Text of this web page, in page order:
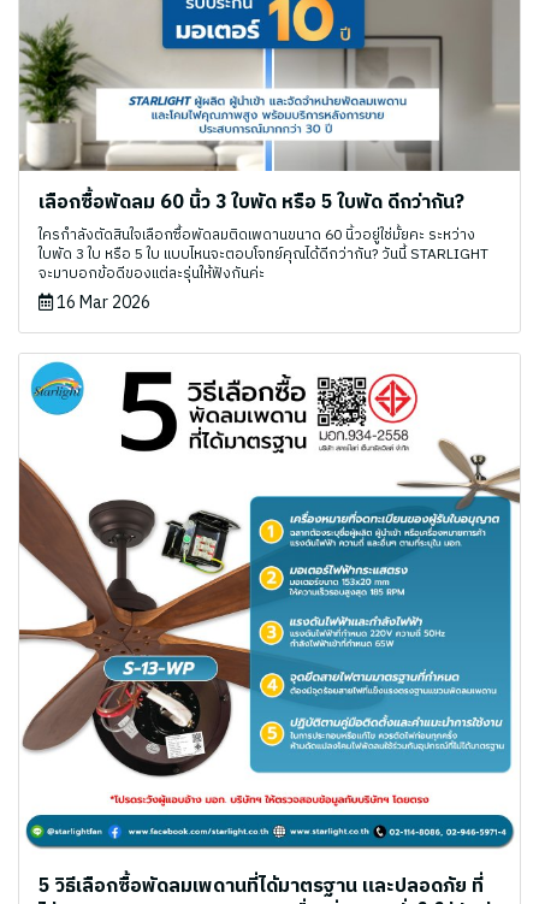
เลือกซื้อพัดลม 60 นิ้ว 3 ใบพัด หรือ 5 ใบพัด ดีกว่ากัน?
ใครกำลังตัดสินใจเลือกซื้อพัดลมติดเพดานขนาด 60 นิ้วอยู่ใช่มั้ยคะ ระหว่าง
ใบพัด 3 ใบ หรือ 5 ใบ แบบไหนจะตอบโจทย์คุณได้ดีกว่ากัน? วันนี้ STARLIGHT
จะมาบอกข้อดีของแต่ละรุ่นให้ฟังกันค่ะ
16 Mar 2026
5 วิธีเลือกซื้อพัดลมเพดานที่ได้มาตรฐาน และปลอดภัย ที่